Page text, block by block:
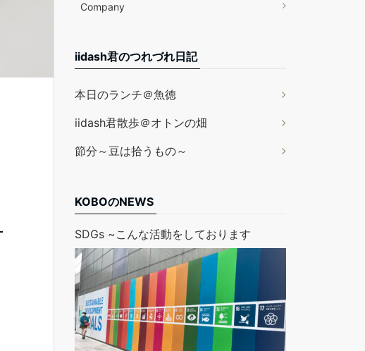
Company
iidash君のつれづれ日記
本日のランチ＠魚徳
iidash君散歩＠オトンの畑
節分～豆は拾うもの～
KOBOのNEWS
SDGs ~こんな活動をしております